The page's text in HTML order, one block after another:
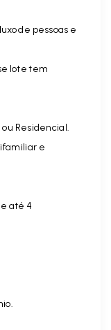
de pessoas e
lote tem
Residencial.
e
até 4